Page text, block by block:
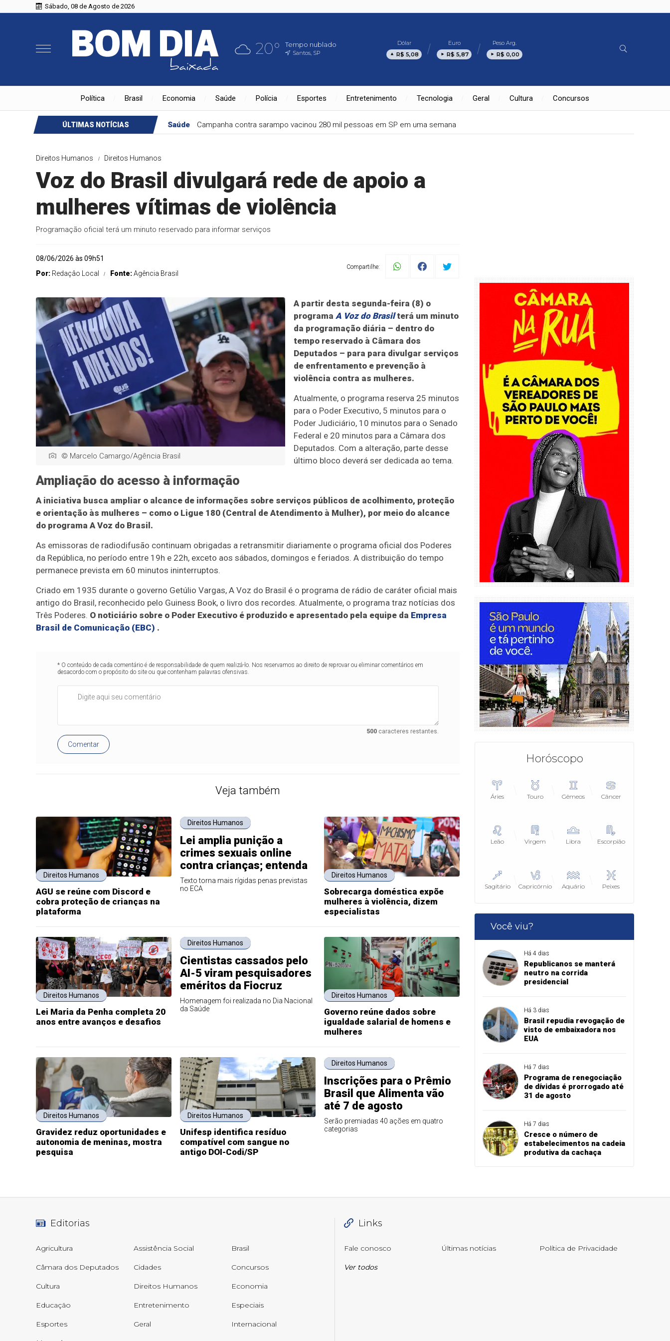
Sábado, 08 de Agosto de 2026
20° Tempo nublado
Santos, SP
Dólar
R$ 5,08
Euro
R$ 5,87
Peso Arg.
R$ 0,00
Política Brasil Economia Saúde Polícia Esportes Entretenimento Tecnologia Geral Cultura Concursos
ÚLTIMAS NOTÍCIAS Saúde Campanha contra sarampo vacinou 280 mil pessoas em SP em uma semana
Direitos Humanos Direitos Humanos
Voz do Brasil divulgará rede de apoio a
mulheres vítimas de violência
Programação oficial terá um minuto reservado para informar serviços
08/06/2026 às 09h51
Por: Redaçâo Local Fonte:Agência Brasil
Compartilhe:
© Marcelo Camargo/Agência Brasil
A partir desta segunda-feira (8) o
programa A Voz do Brasil terá um minuto
da programação diária – dentro do
tempo reservado à Câmara dos
Deputados – para para divulgar serviços
de enfrentamento e prevenção à
violência contra as mulheres.
Atualmente, o programa reserva 25 minutos
para o Poder Executivo, 5 minutos para o
Poder Judiciário, 10 minutos para o Senado
Federal e 20 minutos para a Câmara dos
Deputados. Com a alteração, parte desse
último bloco deverá ser dedicada ao tema.
Ampliação do acesso à informação
A iniciativa busca ampliar o alcance de informações sobre serviços públicos de acolhimento, proteção
e orientação às mulheres – como o Ligue 180 (Central de Atendimento à Mulher), por meio do alcance
do programa A Voz do Brasil.
As emissoras de radiodifusão continuam obrigadas a retransmitir diariamente o programa oficial dos Poderes
da República, no período entre 19h e 22h, exceto aos sábados, domingos e feriados. A distribuição do tempo
permanece prevista em 60 minutos ininterruptos.
Criado em 1935 durante o governo Getúlio Vargas, A Voz do Brasil é o programa de rádio de caráter oficial mais
antigo do Brasil, reconhecido pelo Guiness Book, o livro dos recordes. Atualmente, o programa traz notícias dos
Três Poderes. O noticiário sobre o Poder Executivo é produzido e apresentado pela equipe da Empresa
Brasil de Comunicação (EBC) .
* O conteúdo de cada comentário é de responsabilidade de quem realizá-lo. Nos reservamos ao direito de reprovar ou eliminar comentários em
desacordo com o propósito do site ou que contenham palavras ofensivas.
500caracteres restantes.
Comentar
Veja também
Direitos Humanos
AGU se reúne com Discord e
cobra proteção de crianças na
plataforma
Direitos Humanos
Lei amplia punição a
crimes sexuais online
contra crianças; entenda
Texto torna mais rígidas penas previstas
no ECA
Direitos Humanos
Sobrecarga doméstica expõe
mulheres à violência, dizem
especialistas
Direitos Humanos
Lei Maria da Penha completa 20
anos entre avanços e desafios
Direitos Humanos
Cientistas cassados pelo
AI-5 viram pesquisadores
eméritos da Fiocruz
Homenagem foi realizada no Dia Nacional
da Saúde
Direitos Humanos
Governo reúne dados sobre
igualdade salarial de homens e
mulheres
Direitos Humanos
Gravidez reduz oportunidades e
autonomia de meninas, mostra
pesquisa
Direitos Humanos
Unifesp identifica resíduo
compatível com sangue no
antigo DOI-Codi/SP
Direitos Humanos
Inscrições para o Prêmio
Brasil que Alimenta vão
até 7 de agosto
Serão premiadas 40 ações em quatro
categorias
Horóscopo
Áries Touro Gêmeos Câncer
Leão Virgem Libra Escorpião
Sagitário Capricórnio Aquário Peixes
Você viu?
Há 4 dias
Republicanos se manterá
neutro na corrida
presidencial
Há 3 dias
Brasil repudia revogação de
visto de embaixadora nos
EUA
Há 7 dias
Programa de renegociação
de dívidas é prorrogado até
31 de agosto
Há 7 dias
Cresce o número de
estabelecimentos na cadeia
produtiva da cachaça
Editorias
Agricultura Assistência Social Brasil
Câmara dos Deputados Cidades Concursos
Cultura Direitos Humanos Economia
Educação Entretenimento Especiais
Esportes Geral Internacional
Links
Fale conosco Últimas notícias Política de Privacidade
Ver todos